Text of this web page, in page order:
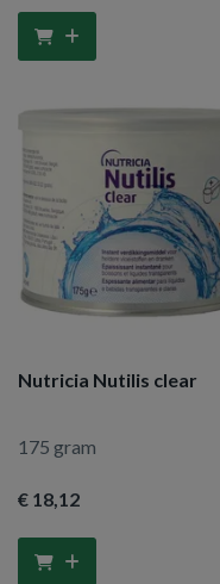
Nutricia Nutilis clear
175 gram
€ 18,12